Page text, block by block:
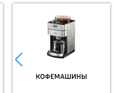
КОФЕМАШИНЫ